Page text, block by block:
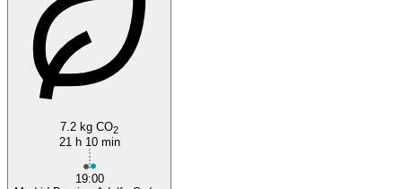
7.2 kg CO2
21 h 10 min
19:00